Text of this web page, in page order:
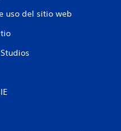
uso del sitio web